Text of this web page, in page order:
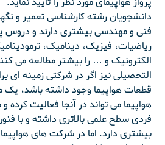
دانشجویان رشته کارشناسی تعمیر و
فنی و مهندسی بیشتری دارند و دروس
ریاضیات، فیزیک، دینامیک،
الکترونیک و … را بیشتر مطالعه می
التحصیلی نیز اگر در شرکتی زمینه ای
قطعات هواپیما وجود داشته باشد،
هواپیما می تواند در آنجا فعالیت
فردی سطح علمی بالاتری داشته و با
بیشتری دارد. اما در شرکت های